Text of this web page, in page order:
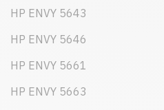
HP ENVY 5643
HP ENVY 5646
HP ENVY 5661
HP ENVY 5663